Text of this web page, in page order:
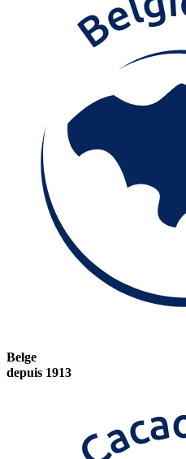
Belge
depuis 1913